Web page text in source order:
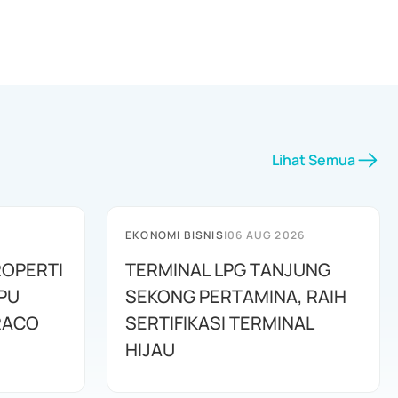
Lihat Semua
EKONOMI BISNIS|06 AUG 2026
TERMINAL LPG TANJUNG
SEKONG PERTAMINA, RAIH
SERTIFIKASI TERMINAL
HIJAU